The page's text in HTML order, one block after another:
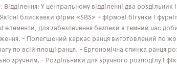
У центральному відділенні два
блискавки фірми «SBS» + фірмові бігунки і
елементи, для забезпечення безпеки в темний час
- Полегшений каркас ранця виготовлений по
по всій площі ранця. - Ергономічна спинка ранця
зручним. - Роздільники для зручного розподілу і